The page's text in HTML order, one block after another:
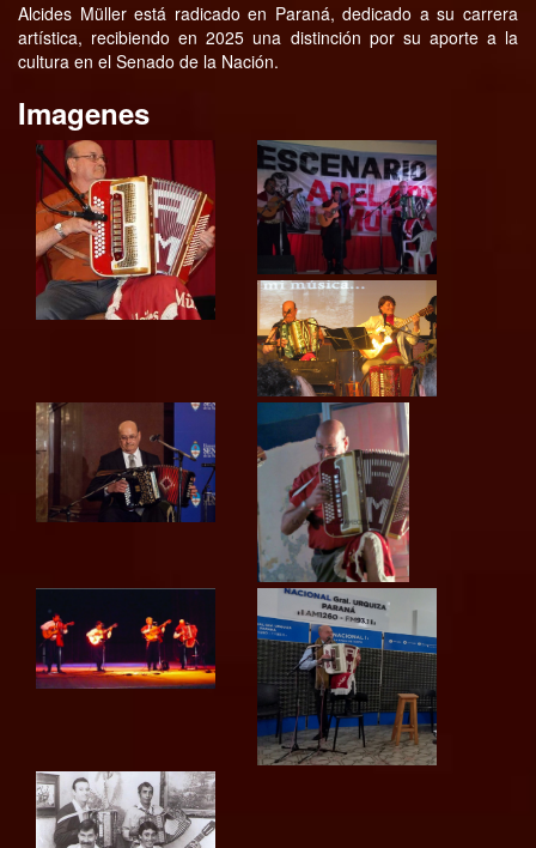
Alcides Müller está radicado en Paraná, dedicado a su carrera
artística, recibiendo en 2025 una distinción por su aporte a la
cultura en el Senado de la Nación.
Imagenes